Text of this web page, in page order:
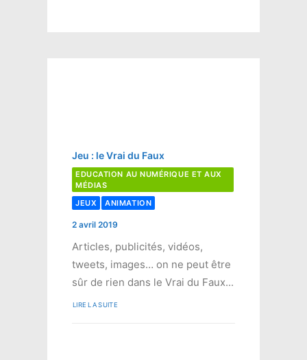
Jeu : le Vrai du Faux
EDUCATION AU NUMÉRIQUE ET AUX
MÉDIAS
JEUX
ANIMATION
2 avril 2019
Articles, publicités, vidéos,
tweets, images… on ne peut être
sûr de rien dans le Vrai du Faux...
LIRE LA SUITE